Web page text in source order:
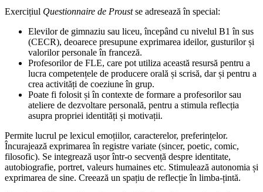
Exercițiul Questionnaire de Proustse adresează în special:
Elevilor de gimnaziu sau liceu, începând cu nivelul B1 în sus
(CECR), deoarece presupune exprimarea ideilor, gusturilor și
valorilor personale în franceză.
Profesorilor de FLE, care pot utiliza această resursă pentru a
lucra competențele de producere orală și scrisă, dar și pentru a
crea activități de coeziune în grup.
Poate fi folosit și în contexte de formare a profesorilor sau
ateliere de dezvoltare personală, pentru a stimula reflecția
asupra propriei identități și motivații.
Permite lucrul pe lexicul emoțiilor, caracterelor, preferințelor.
Încurajează exprimarea în registre variate (sincer, poetic, comic,
filosofic). Se integrează ușor într-o secvență despre identitate,
autobiografie, portret, valeurs humaines etc. Stimulează autonomia și
exprimarea de sine. Creează un spațiu de reflecție în limba-țintă.